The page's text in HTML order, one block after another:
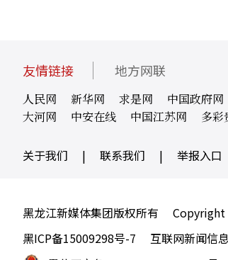
友情链接 地方网联
人民网 新华网 求是网 中国政府网
大河网
中安在线 中国江苏网 多彩
关于我们 | 联系我们 | 举报入口
黑龙江新媒体集团版权所有
Copyright
黑ICP备15009298号-7
互联网新闻信